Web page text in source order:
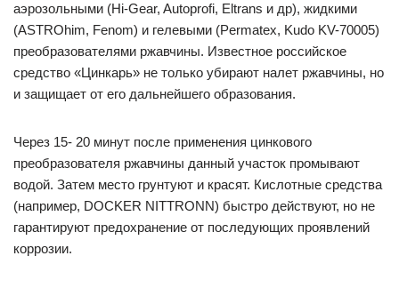
аэрозольными (Hi-Gear, Autoprofi, Eltrans и др), жидкими
(ASTROhim, Fenom) и гелевыми (Permatex, Kudo KV-70005)
преобразователями ржавчины. Известное российское
средство «Цинкарь» не только убирают налет ржавчины, но
и защищает от его дальнейшего образования.
Через 15- 20 минут после применения цинкового
преобразователя ржавчины данный участок промывают
водой. Затем место грунтуют и красят. Кислотные средства
(например, DOCKER NITTRONN) быстро действуют, но не
гарантируют предохранение от последующих проявлений
коррозии.